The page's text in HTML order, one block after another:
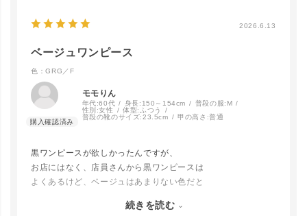
2026.6.13
ベージュワンピース
色：GRG／F
モモりん
年代:60代 身長: 150～154cm 普段の服: M
性別:女性 体型:ふつう
普段の靴のサイズ:23.5cm 甲の高さ:普通
黒ワンピースが欲しかったんですが、
お店にはなく、店員さんから黒ワンピースは
よくあるけど、ベージュはあまりない色だと
カーディガン羽織る際も何色でも合うので、
続きを読む